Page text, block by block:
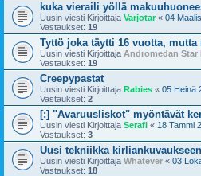
kuka vieraili yöllä
Uusin viesti Kirjoittaja Varjotar « 04
Vastaukset: 19
Tyttö joka täytti 16 vuotta, mutta
Uusin viesti Kirjoittaja Andromedan Star
Vastaukset: 19
Creepypastat
Uusin viesti Kirjoittaja Rabies « 05 Heinä
Vastaukset: 2
[:] "Avaruusliskot" myöntävät
Uusin viesti Kirjoittaja Serafi « 18 Tammi
Vastaukset: 3
Uusi tekniikka
Uusin viesti Kirjoittaja Whatever « 03
Vastaukset: 18